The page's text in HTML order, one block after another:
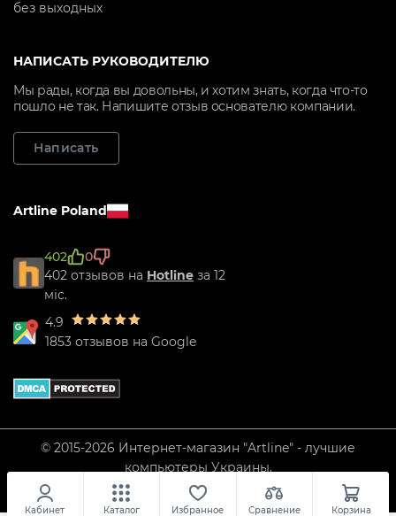
Кабинет Каталог Избранное Сравнение Корзина
без выходных
НАПИСАТЬ РУКОВОДИТЕЛЮ
Мы рады, когда вы довольны, и хотим знать, когда что-то
пошло не так. Напишите отзыв основателю компании.
Написать
Artline Poland
402
0
402 отзывов на Hotline за 12
міс.
4.9
1853 отзывов на Google
© 2015-2026 Интернет-магазин "Artline" - лучшие
компьютеры Украины.